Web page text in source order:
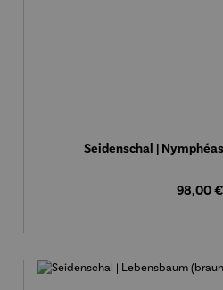
Seidenschal |
98,00 €